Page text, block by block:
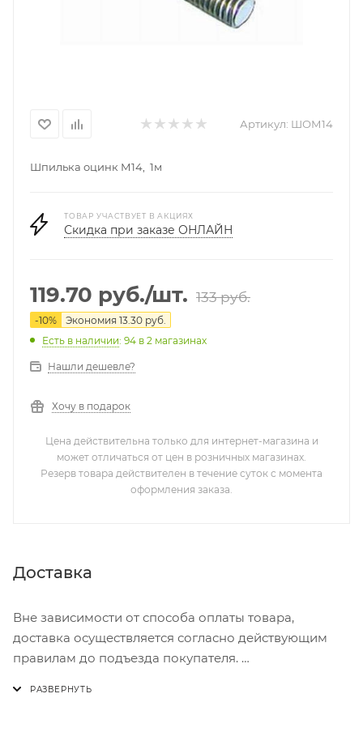
Артикул: ШОМ14
Шпилька оцинк М14, 1м
ТОВАР УЧАСТВУЕТ В АКЦИЯХ
Скидка при заказе ОНЛАЙН
119.70 руб./шт. 133руб.
-10% Экономия 13.30 руб.
Есть в наличии: 94 в 2 магазинах
Нашли дешевле?
Хочу в подарок
Цена действительна только для интернет-магазина и
может отличаться от цен в розничных магазинах.
Резерв товара действителен в течение суток с момента
оформления заказа.
Доставка
Вне зависимости от способа оплаты товара,
доставка осуществляется согласно действующим
правилам до подъезда покупателя.